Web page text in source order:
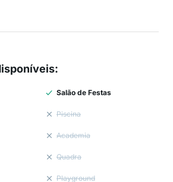
:
Salão de Festas
Piscina
Academia
Quadra
Playground